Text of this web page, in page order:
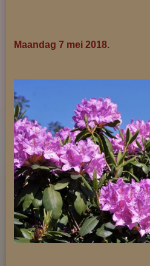
Maandag 7 mei 2018.